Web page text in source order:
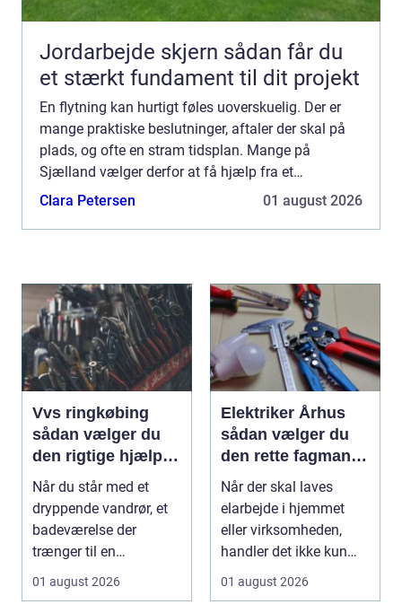
Jordarbejde skjern sådan får du
et stærkt fundament til dit projekt
En flytning kan hurtigt føles uoverskuelig. Der er
mange praktiske beslutninger, aftaler der skal på
plads, og ofte en stram tidsplan. Mange på
Sjælland vælger derfor at få hjælp fra et
professionelt flyttefirma, så både planlægning,
Clara Petersen 01 august 2026
Vvs ringkøbing
sådan vælger du
den rigtige hjælp til
vand, varme og
ventilation
Når du står med et
dryppende vandrør, et
badeværelse der
trænger til en
gennemgribende
renovering, e...
01 august 2026
Elektriker Århus
sådan vælger du
den rette fagmand
til opgaven
Når der skal laves
elarbejde i hjemmet
eller virksomheden,
handler det ikke kun
om pris. Sikkerhed, ...
01 august 2026